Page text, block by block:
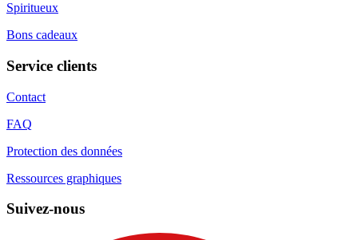
Spiritueux
Bons cadeaux
Service clients
Contact
FAQ
Protection des données
Ressources graphiques
Suivez-nous